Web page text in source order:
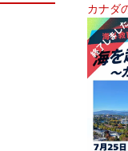
カナダ